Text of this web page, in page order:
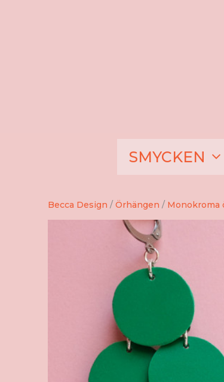
SMYCKEN
Becca Design / Örhängen / Monokroma